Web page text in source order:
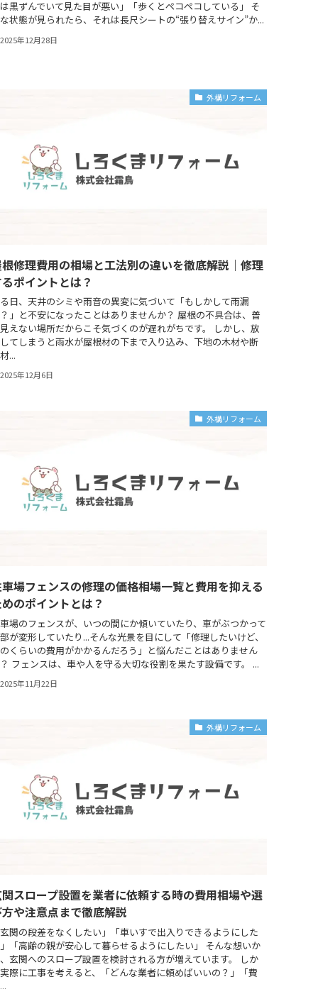
黒ずんでいて見た目が悪い」「歩くとペコペコしている」 そ
状態が見られたら、それは長尺シートの“張り替えサイン”か...
2025年12月28日
外構リフォーム
修理費用の相場と工法別の違いを徹底解説｜修理
ポイントとは？
日、天井のシミや雨音の異変に気づいて「もしかして雨漏
」と不安になったことはありませんか？ 屋根の不具合は、普
えない場所だからこそ気づくのが遅れがちです。 しかし、放
てしまうと雨水が屋根材の下まで入り込み、下地の木材や断
...
2025年12月6日
外構リフォーム
場フェンスの修理の価格相場一覧と費用を抑える
のポイントとは？
場のフェンスが、いつの間にか傾いていたり、車がぶつかって
が変形していたり...そんな光景を目にして「修理したいけど、
くらいの費用がかかるんだろう」と悩んだことはありません
フェンスは、車や人を守る大切な役割を果たす設備です。 ...
2025年11月22日
外構リフォーム
スロープ設置を業者に依頼する時の費用相場や選
や注意点まで徹底解説
玄関の段差をなくしたい」「車いすで出入りできるようにした
「高齢の親が安心して暮らせるようにしたい」 そんな想いか
玄関へのスロープ設置を検討される方が増えています。 しか
際に工事を考えると、「どんな業者に頼めばいいの？」「費